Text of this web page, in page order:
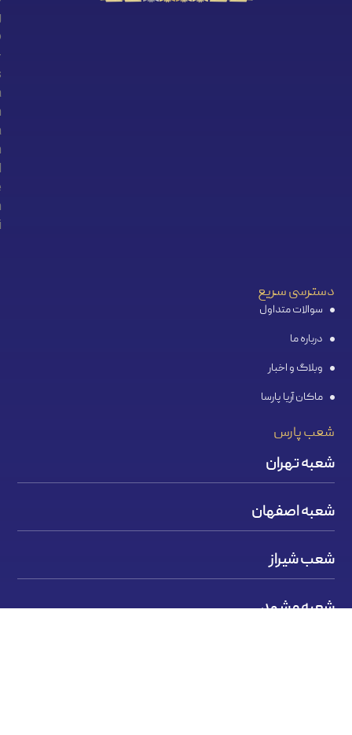
دسترسی سریع
سوالات متداول
درباره ما
وبلاگ و اخبار
ماکان آریا پارسا
شعب پارس
شعبه تهران
شعبه اصفهان
شعب شیراز
شعبه مشهد